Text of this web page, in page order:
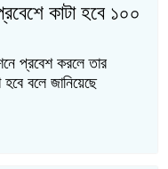
কাটা হবে ১০০
প্রবেশ করলে তার
বলে জানিয়েছে